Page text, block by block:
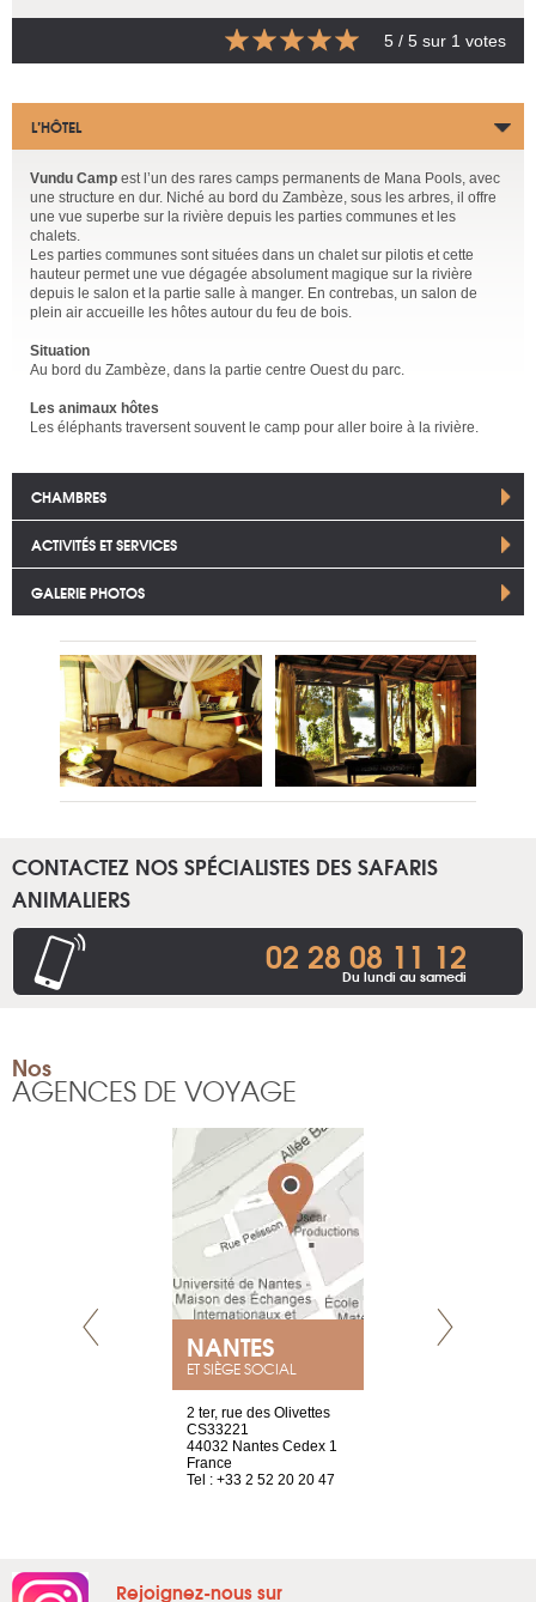
5 / 5 sur 1 votes
L’HÔTEL
Vundu Camp est l’un des rares camps permanents de Mana Pools, avec
une structure en dur. Niché au bord du Zambèze, sous les arbres, il offre
une vue superbe sur la rivière depuis les parties communes et les
chalets.
Les parties communes sont situées dans un chalet sur pilotis et cette
hauteur permet une vue dégagée absolument magique sur la rivière
depuis le salon et la partie salle à manger. En contrebas, un salon de
plein air accueille les hôtes autour du feu de bois.
Situation
Au bord du Zambèze, dans la partie centre Ouest du parc.
Les animaux hôtes
Les éléphants traversent souvent le camp pour aller boire à la rivière.
CHAMBRES
ACTIVITÉS ET SERVICES
GALERIE PHOTOS
CONTACTEZ NOS SPÉCIALISTES DES SAFARIS
ANIMALIERS
02 28 08 11 12
Du lundi au samedi
Nos
AGENCES DE VOYAGE
NANTES
ET SIÈGE SOCIAL
2 ter, rue des Olivettes
CS33221
44032 Nantes Cedex 1
France
Tel : +33 2 52 20 20 47
Rejoignez-nous sur